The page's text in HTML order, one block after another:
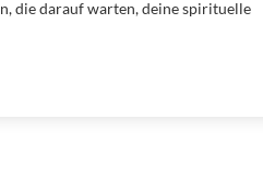
die darauf warten, deine spirituelle